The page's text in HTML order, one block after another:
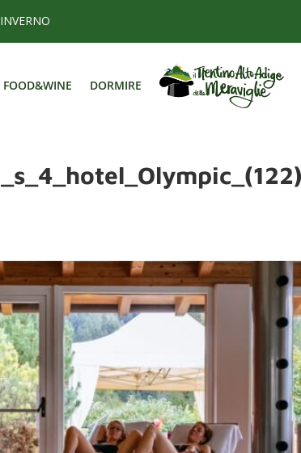
INVERNO
FOOD&WINE DORMIRE